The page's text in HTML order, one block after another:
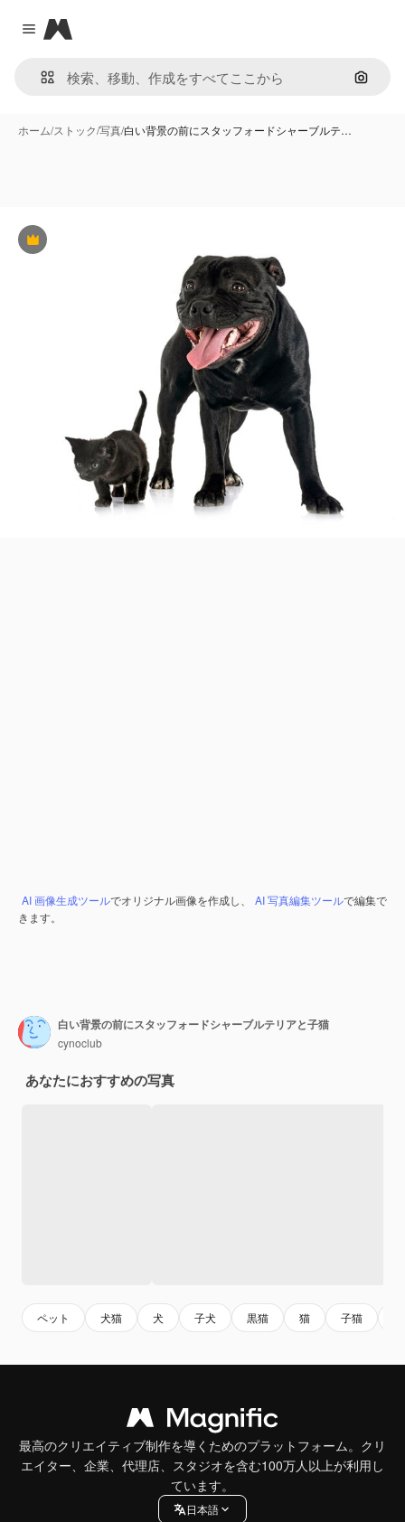
Close menu
Magnific
画像で
ホーム/ストック/写真/白い背景の前にスタッフォードシャーブルテ…
Premium
AI 画像生成ツールでオリジナル画像を作成し、 AI 写真編集ツールで編集で
きます。
白い背景の前にスタッフォードシャーブルテリアと子猫
cynoclub
あなたにおすすめの写真
ペット 犬猫 犬 子犬 黒猫 猫 子猫
最高のクリエイティブ制作を導くためのプラットフォーム。クリ
エイター、企業、代理店、スタジオを含む100万人以上が利用し
ています。
日本語